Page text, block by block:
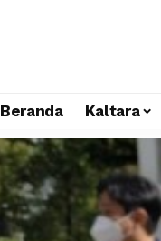
Beranda Kaltara